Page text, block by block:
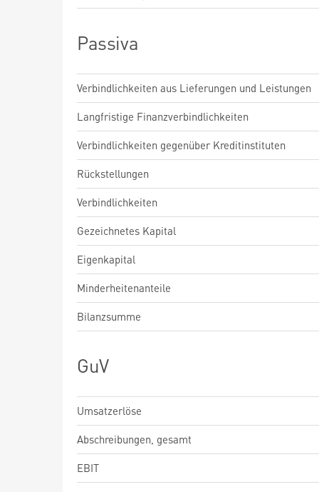
Passiva
Verbindlichkeiten aus Lieferungen und Leistungen
Langfristige Finanzverbindlichkeiten
Verbindlichkeiten gegenüber Kreditinstituten
Rückstellungen
Verbindlichkeiten
Gezeichnetes Kapital
Eigenkapital
Minderheitenanteile
Bilanzsumme
GuV
Umsatzerlöse
Abschreibungen, gesamt
EBIT